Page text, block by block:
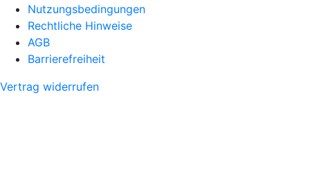
Nutzungsbedingungen
Rechtliche Hinweise
AGB
Barrierefreiheit
Vertrag widerrufen